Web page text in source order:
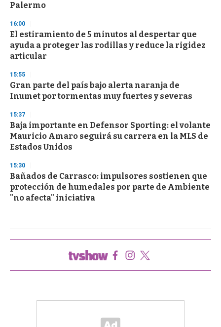
Palermo
16:00
El estiramiento de 5 minutos al despertar que
ayuda a proteger las rodillas y reduce la rigidez
articular
15:55
Gran parte del país bajo alerta naranja de
Inumet por tormentas muy fuertes y severas
15:37
Baja importante en Defensor Sporting: el volante
Mauricio Amaro seguirá su carrera en la MLS de
Estados Unidos
15:30
Bañados de Carrasco: impulsores sostienen que
protección de humedales por parte de Ambiente
"no afecta" iniciativa